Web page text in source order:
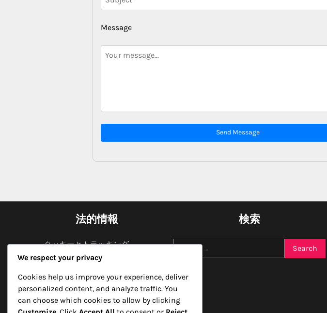
Message
Send Message
法的情報
クッキーとトラッキング
プライバシーポリシー
私たちは誰か
お問い合わせ
検索
Search
We respect your privacy
Cookies help us improve your experience, deliver
personalized content, and analyze traffic. You
can choose which cookies to allow by clicking